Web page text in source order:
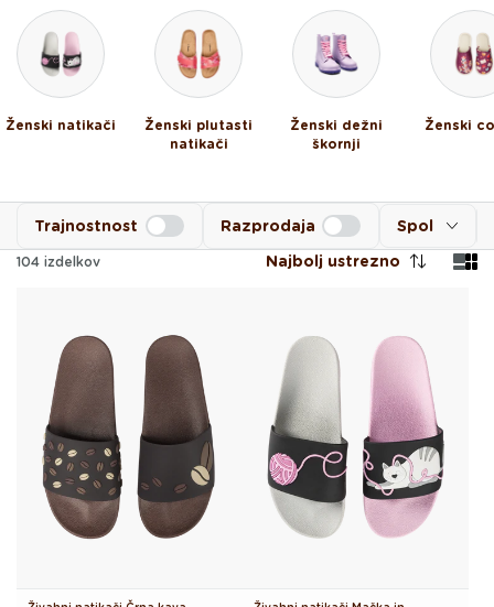
Ženski natikači
Ženski plutasti
natikači
Ženski dežni
škornji
Ženski
Spol
Trajnostnost Razprodaja
104 izdelkov Najbolj ustrezno